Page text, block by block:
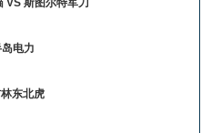
VS 斯图尔特军刀
电力
东北虎